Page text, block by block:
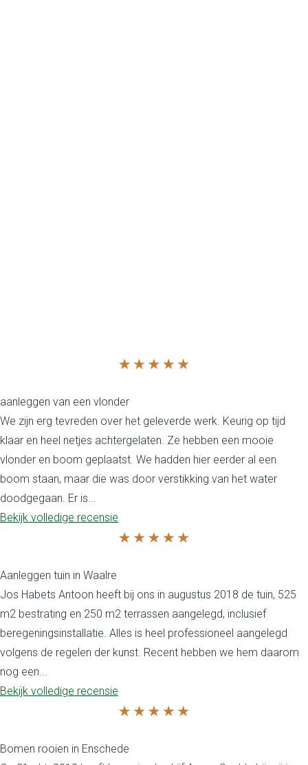
aanleggen van een vlonder
We zijn erg tevreden over het geleverde werk. Keurig op tijd
klaar en heel netjes achtergelaten. Ze hebben een mooie
vlonder en boom geplaatst. We hadden hier eerder al een
boom staan, maar die was door verstikking van het water
doodgegaan. Er is...
Bekijk volledige recensie
Aanleggen tuin in Waalre
Jos Habets Antoon heeft bij ons in augustus 2018 de tuin, 525
m2 bestrating en 250 m2 terrassen aangelegd, inclusief
beregeningsinstallatie. Alles is heel professioneel aangelegd
volgens de regelen der kunst. Recent hebben we hem daarom
nog een...
Bekijk volledige recensie
Bomen rooien in Enschede